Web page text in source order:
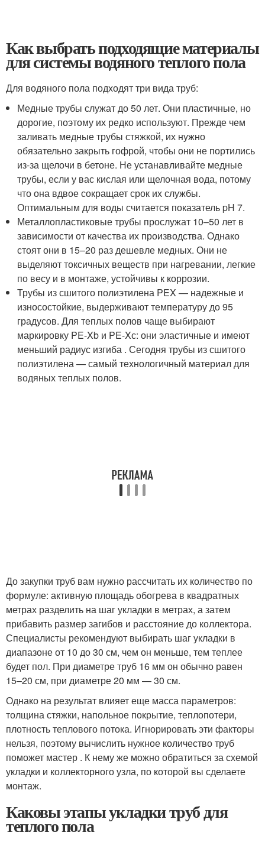
Как выбрать подходящие материалы
для системы водяного теплого пола
Для водяного пола подходят три вида труб:
Медные трубы служат до 50 лет. Они пластичные, но
дорогие, поэтому их редко используют. Прежде чем
заливать медные трубы стяжкой, их нужно
обязательно закрыть гофрой, чтобы они не портились
из-за щелочи в бетоне. Не устанавливайте медные
трубы, если у вас кислая или щелочная вода, потому
что она вдвое сокращает срок их службы.
Оптимальным для воды считается показатель pH 7.
Металлопластиковые трубы прослужат 10–50 лет в
зависимости от качества их производства. Однако
стоят они в 15–20 раз дешевле медных. Они не
выделяют токсичных веществ при нагревании, легкие
по весу и в монтаже, устойчивы к коррозии.
Трубы из сшитого полиэтилена PEX — надежные и
износостойкие, выдерживают температуру до 95
градусов. Для теплых полов чаще выбирают
маркировку PE-Xb и PE-Xс: они эластичные и имеют
меньший радиус изгиба . Сегодня трубы из сшитого
полиэтилена — самый технологичный материал для
водяных теплых полов.
До закупки труб вам нужно рассчитать их количество по
формуле: активную площадь обогрева в квадратных
метрах разделить на шаг укладки в метрах, а затем
прибавить размер загибов и расстояние до коллектора.
Специалисты рекомендуют выбирать шаг укладки в
диапазоне от 10 до 30 см, чем он меньше, тем теплее
будет пол. При диаметре труб 16 мм он обычно равен
15–20 см, при диаметре 20 мм — 30 см.
Однако на результат влияет еще масса параметров:
толщина стяжки, напольное покрытие, теплопотери,
плотность теплового потока. Игнорировать эти факторы
нельзя, поэтому вычислить нужное количество труб
поможет мастер . К нему же можно обратиться за схемой
укладки и коллекторного узла, по которой вы сделаете
монтаж.
Каковы этапы укладки труб для
теплого пола